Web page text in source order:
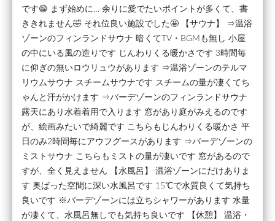
です😁 まず始めに… 余りに愛でたいポイントが多くて、書
ききれません🤣 それ位良い施設でした🤩 【サウナ】 ⇒温浴
ゾーンのフィンランドサウナ 暗くてTV・BGMも無し 小屋
の中にいる風の造りです じんわりくる暖かさです 3時間毎
に仰ぎの無いロウリュウがあります ⇒温浴ゾーンのテルマ
リウムサウナ スチームサウナです スチームの量が凄くてち
ゃんと汗がかけます ⇒バーデゾーンのフィンランドサウナ
露天にあり水着着用で入ります 窓があり庭がみえるのです
が、絵画みたいで綺麗です こちらもじんわりくる暖かさ 平
日のみ2時間毎にアウフグースがあります ⇒バーデゾーンの
ミストサウナ こちらもミストの量が凄いです 窓があるので
すが、全く見えません 【水風呂】 温浴ゾーンにだけありま
す 奥ばった空間に深い水風呂です 15℃で水質良くて気持ち
良いです ※バーデゾーンには立ちシャワーがあります 水量
が凄くて、水風呂無しでも気持ち良いです 【休憩】 温浴・